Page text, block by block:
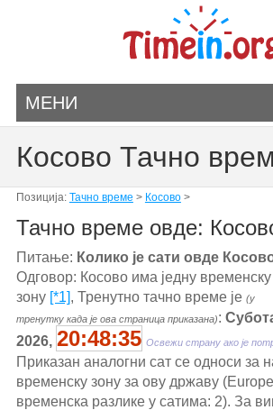
МЕНИ
Косово Тачно
Позиција: Тачно време > Косово>
Тачно време овде:
Питање: Колико је сати овде
Одговор: Косово има једну временску
зону [*1], Тренутно тачно време је (у
тренутку када је ова страница приказана):
2026, 20:48:35 Освежи страну ако је
Приказан аналогни сат се односи за
временску зону за ову државу
временска разлике у сатима: 2). За